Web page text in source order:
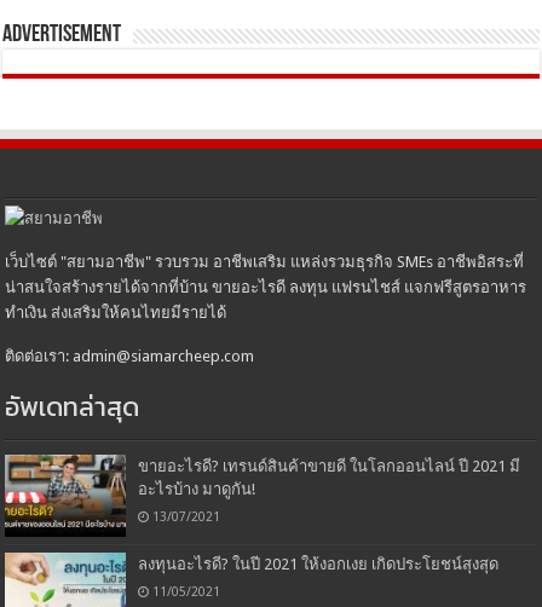
Advertisement
เว็บไซต์ "สยามอาชีพ" รวบรวม อาชีพเสริม แหล่งรวมธุรกิจ SMEs อาชีพอิสระที่
น่าสนใจสร้างรายได้จากที่บ้าน ขายอะไรดี ลงทุน แฟรนไชส์ แจกฟรีสูตรอาหาร
ทำเงิน ส่งเสริมให้คนไทยมีรายได้
ติดต่อเรา: admin@siamarcheep.com
อัพเดทล่าสุด
ขายอะไรดี? เทรนด์สินค้าขายดี ในโลกออนไลน์ ปี 2021 มี
อะไรบ้าง มาดูกัน!
13/07/2021
ลงทุนอะไรดี? ในปี 2021 ให้งอกเงย เกิดประโยชน์สุงสุด
11/05/2021